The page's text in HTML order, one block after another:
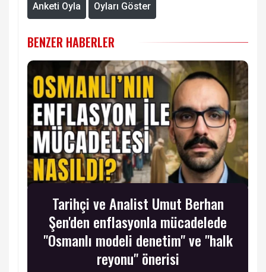
Anketi Oyla Oyları Göster
BENZER HABERLER
Tarihçi ve Analist Umut Berhan
Şen'den enflasyonla mücadelede
"Osmanlı modeli denetim" ve "halk
reyonu" önerisi